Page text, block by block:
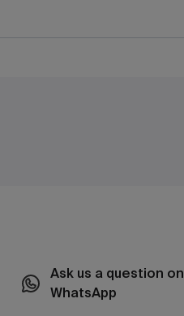
Ask us a question on
WhatsApp